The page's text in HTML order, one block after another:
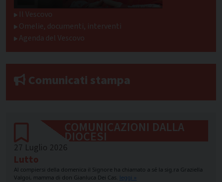
Il Vescovo
Omelie, documenti, interventi
Agenda del Vescovo
Comunicati stampa
COMUNICAZIONI DALLA
DIOCESI
27 Luglio 2026
Lutto
Al compiersi della domenica il Signore ha chiamato a sé la sig.ra Graziella
Valgoi, mamma di don Gianluca Dei Cas. leggi »